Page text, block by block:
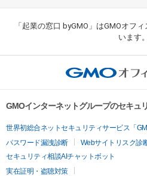
「起業の窓口 byGMO」はGMOオフ
います。
GMOインターネットグループのセキュ
世界初総合ネットセキュリティサービス「
パスワード漏洩診断
Webサイトリスク診
セキュリティ相談AIチャットボット
実在証明・盗聴対策